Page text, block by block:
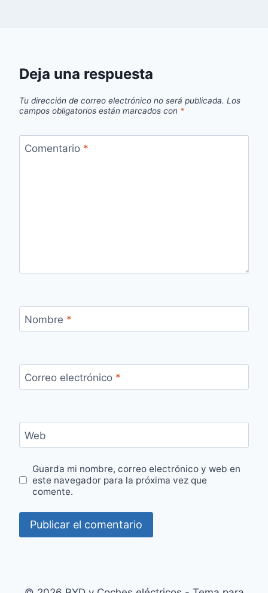
Deja una respuesta
Tu dirección de correo electrónico no será publicada. Los
campos obligatorios están marcados con *
Comentario *
Nombre *
Correo electrónico *
Web
Guarda mi nombre, correo electrónico y web en
este navegador para la próxima vez que
comente.